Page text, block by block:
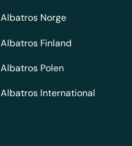
Albatros Norge
Albatros Finland
Albatros Polen
Albatros International